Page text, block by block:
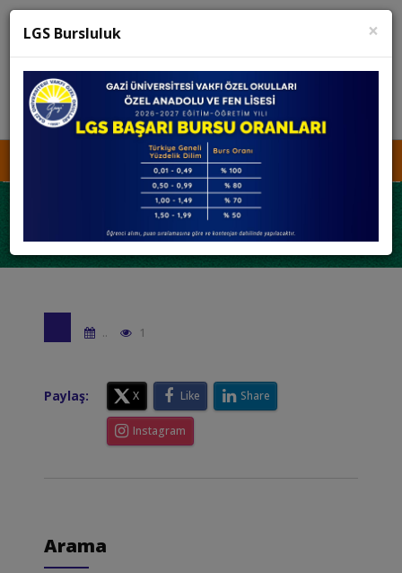
KURUCU TEMSİLCİSİNE ULAŞIN
İŞ BAŞVURUSU MEDYA KVKK
.. 1
Paylaş: X Like Share
Instagram
Arama
×
LGS Bursluluk